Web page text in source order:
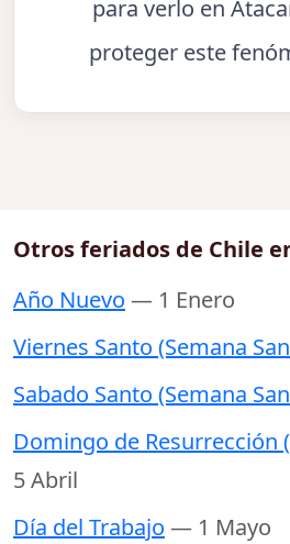
para verlo en
proteger este
Otros feriados de Chile
Año Nuevo — 1 Enero
Viernes Santo (Semana
Sabado Santo (Semana
Domingo de Resurrección
5 Abril
Día del Trabajo — 1 Mayo